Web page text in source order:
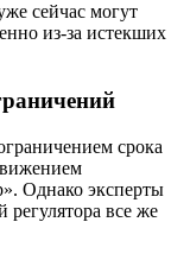
сейчас могут
из-за истекших
срока
Однако эксперты
регулятора все же